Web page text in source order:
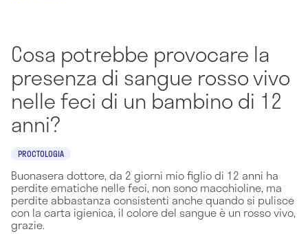
Cosa potrebbe provocare la
presenza di sangue rosso vivo
nelle feci di un bambino di 12
anni?
PROCTOLOGIA
Buonasera dottore, da 2 giorni mio figlio di 12 anni ha
perdite ematiche nelle feci, non sono macchioline, ma
perdite abbastanza consistenti anche quando si pulisce
con la carta igienica, il colore del sangue è un rosso vivo,
grazie.